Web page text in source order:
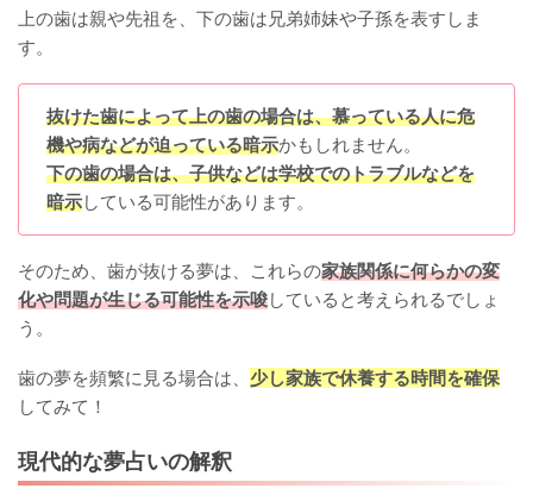
上の歯は親や先祖を、下の歯は兄弟姉妹や子孫を表すしま
す。
抜けた歯によって上の歯の場合は、慕っている人に危
機や病などが迫っている暗示かもしれません。
下の歯の場合は、子供などは学校でのトラブルなどを
暗示している可能性があります。
そのため、歯が抜ける夢は、これらの家族関係に何らかの変
化や問題が生じる可能性を示唆していると考えられるでしょ
う。
歯の夢を頻繁に見る場合は、 少し家族で休養する時間を確保
してみて！
現代的な夢占いの解釈